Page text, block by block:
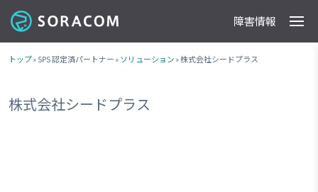
製品
事例
料金
ドキュメント
導入支援
IoTストア
最新情報 障害情報
トップ» SPS 認定済パートナー » ソリューション » 株式会社シードプラス
株式会社シードプラス